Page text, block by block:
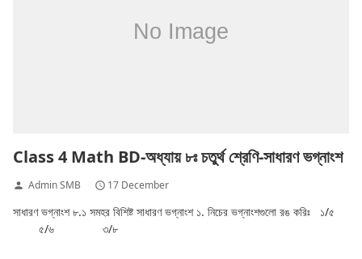
Class 4 Math BD-অধ্যায় ৮ঃ চতুর্থ শ্রেণি-সাধারণ ভগ্নাংশ
Admin SMB 17 December
সাধারণ ভগ্নাংশ ৮.১ সমহর বিশিষ্ট সাধারণ ভগ্নাংশ ১. নিচের ভগ্নাংশগুলো রঙ করিঃ ১/৫
৫/৬ ৩/৮